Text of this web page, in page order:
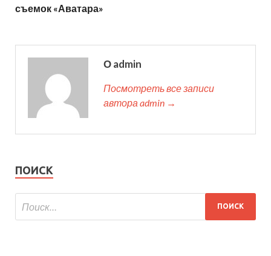
съемок «Аватара»
О admin
Посмотреть все записи
автора admin →
ПОИСК